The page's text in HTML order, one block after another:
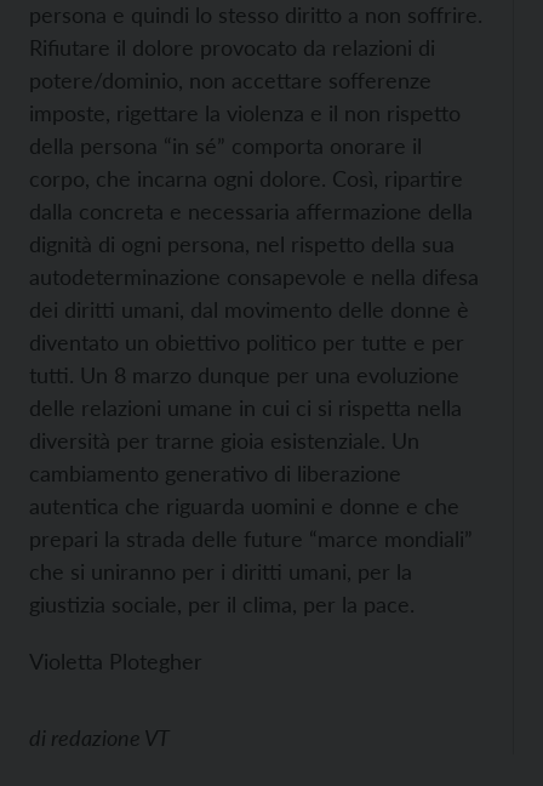
persona e quindi lo stesso diritto a non soffrire.
Rifiutare il dolore provocato da relazioni di
potere/dominio, non accettare sofferenze
imposte, rigettare la violenza e il non rispetto
della persona “in sé” comporta onorare il
corpo, che incarna ogni dolore. Così, ripartire
dalla concreta e necessaria affermazione della
dignità di ogni persona, nel rispetto della sua
autodeterminazione consapevole e nella difesa
dei diritti umani, dal movimento delle donne è
diventato un obiettivo politico per tutte e per
tutti. Un 8 marzo dunque per una evoluzione
delle relazioni umane in cui ci si rispetta nella
diversità per trarne gioia esistenziale. Un
cambiamento generativo di liberazione
autentica che riguarda uomini e donne e che
prepari la strada delle future “marce mondiali”
che si uniranno per i diritti umani, per la
giustizia sociale, per il clima, per la pace.
Violetta Plotegher
di redazione VT